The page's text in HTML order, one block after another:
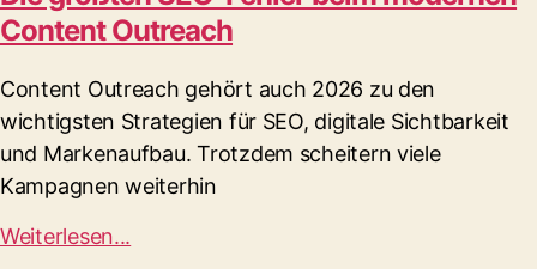
Content Outreach
Content Outreach gehört auch 2026 zu den
wichtigsten Strategien für SEO, digitale Sichtbarkeit
und Markenaufbau. Trotzdem scheitern viele
Kampagnen weiterhin
Weiterlesen...